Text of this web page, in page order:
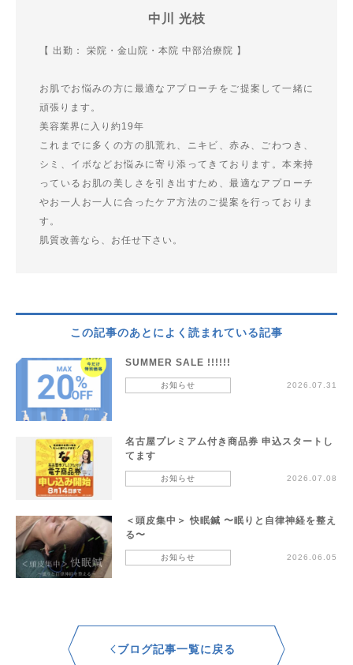
中川 光枝
【 出勤： 栄院・金山院・本院 中部治療院 】
お肌でお悩みの方に最適なアプローチをご提案して一緒に
頑張ります。
美容業界に入り約19年
これまでに多くの方の肌荒れ、ニキビ、赤み、ごわつき、
シミ、イボなどお悩みに寄り添ってきております。本来持
っているお肌の美しさを引き出すため、最適なアプローチ
やお一人お一人に合ったケア方法のご提案を行っておりま
す。
肌質改善なら、お任せ下さい。
この記事のあとによく読まれている記事
SUMMER SALE !!!!!!
お知らせ 2026.07.31
名古屋プレミアム付き商品券 申込スタートし
てます
お知らせ 2026.07.08
＜頭皮集中＞ 快眠鍼 〜眠りと自律神経を整え
る〜
お知らせ 2026.06.05
ブログ記事一覧に戻る